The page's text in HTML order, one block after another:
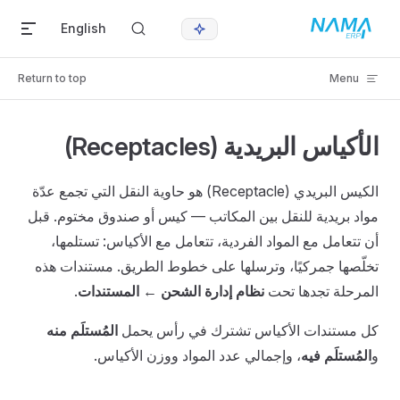
Skip to content
English
Menu
Return to top
الأكياس البريدية (Receptacles)
الكيس البريدي (Receptacle) هو حاوية النقل التي تجمع عدّة
مواد بريدية للنقل بين المكاتب — كيس أو صندوق مختوم. قبل
أن تتعامل مع المواد الفردية، تتعامل مع الأكياس: تستلمها،
تخلّصها جمركيًا، وترسلها على خطوط الطريق. مستندات هذه
المرحلة تجدها تحت نظام إدارة الشحن ← المستندات.
كل مستندات الأكياس تشترك في رأس يحمل المُستلَم منه
والمُستلَم فيه، وإجمالي عدد المواد ووزن الأكياس.